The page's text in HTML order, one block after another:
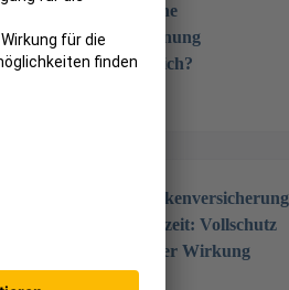
Wann ist eine
Zahnentfernung
unumgänglich?
Hundekrankenversicherung
ohne Wartezeit: Vollschutz
mit sofortiger Wirkung